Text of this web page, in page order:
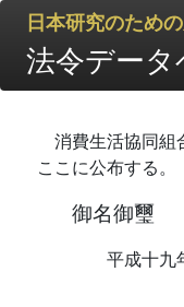
日本研究のため
法令データ
消費生活協同組
ここに公布する。
御名御璽
平成十九